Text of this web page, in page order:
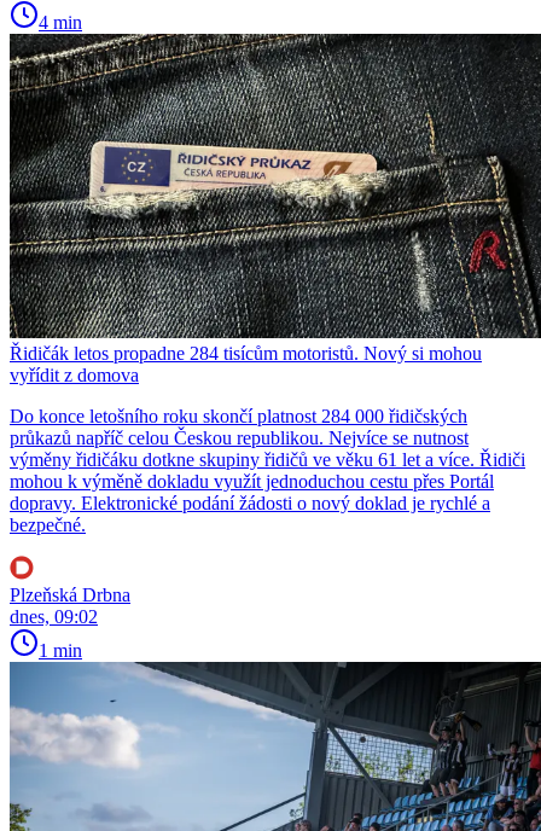
4 min
Řidičák letos propadne 284 tisícům motoristů. Nový si mohou
vyřídit z domova
Do konce letošního roku skončí platnost 284 000 řidičských
průkazů napříč celou Českou republikou. Nejvíce se nutnost
výměny řidičáku dotkne skupiny řidičů ve věku 61 let a více. Řidiči
mohou k výměně dokladu využít jednoduchou cestu přes Portál
dopravy. Elektronické podání žádosti o nový doklad je rychlé a
bezpečné.
Plzeňská Drbna
dnes, 09:02
1 min